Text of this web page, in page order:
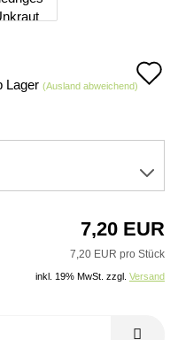
Lager (Ausland abweichend)
7,20 EUR
7,20 EUR pro Stück
inkl. 19% MwSt. zzgl. Versand